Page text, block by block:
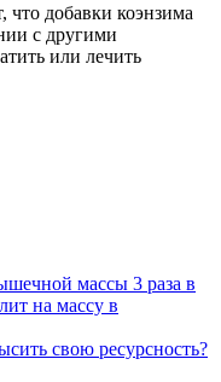
что добавки коэнзима
с другими
или лечить
массы 3 раза в
на массу в
свою ресурсность?